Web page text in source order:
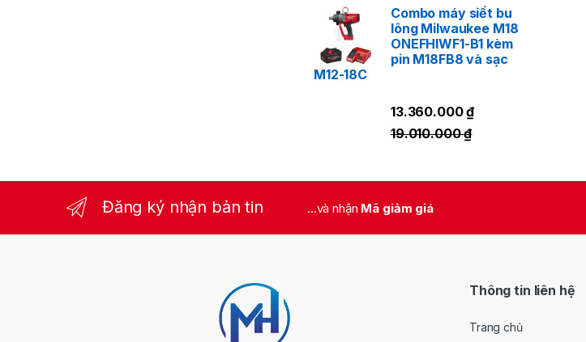
Combo máy siết bu
lông Milwaukee M18
ONEFHIWF1-B1 kèm
pin M18FB8 và sạc
M12-18C
13.360.000₫
19.010.000₫
Đăng ký nhận bản tin ...và nhận Mã giảm giá
Thông tin liên hệ
Trang chủ